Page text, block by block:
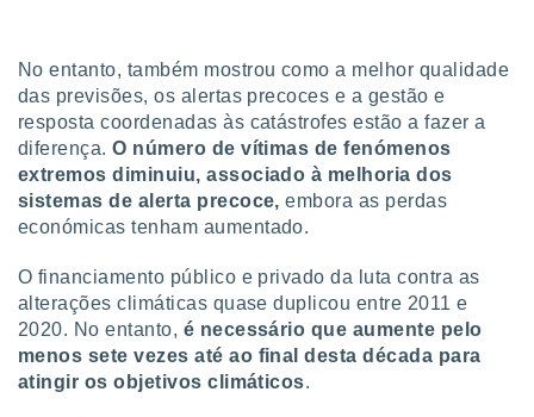
No entanto, também mostrou como a melhor qualidade
das previsões, os alertas precoces e a gestão e
resposta coordenadas às catástrofes estão a fazer a
diferença.O número de vítimas de fenómenos
extremos diminuiu, associado à melhoria dos
sistemas de alerta precoce,embora as perdas
económicas tenham aumentado.
O financiamento público e privado da luta contra as
alterações climáticas quase duplicou entre 2011 e
2020. No entanto, é necessário que aumente pelo
menos sete vezes até ao final desta década para
atingir os objetivos climáticos.